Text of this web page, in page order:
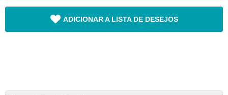
ADICIONAR A LISTA DE DESEJOS